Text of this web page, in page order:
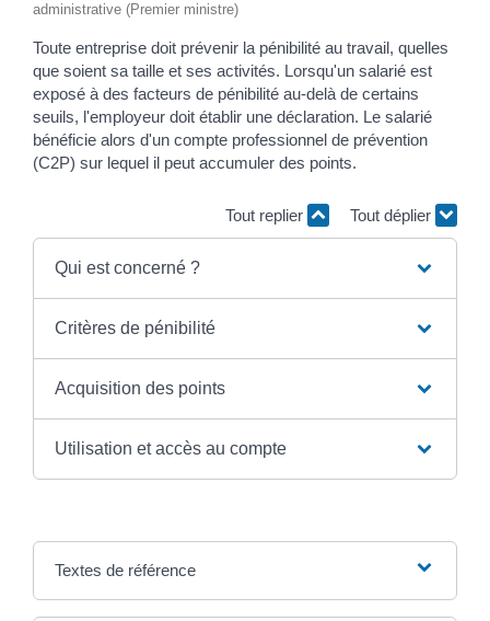
administrative (Premier ministre)
Toute entreprise doit prévenir la pénibilité au travail, quelles
que soient sa taille et ses activités. Lorsqu'un salarié est
exposé à des facteurs de pénibilité au-delà de certains
seuils, l'employeur doit établir une déclaration. Le salarié
bénéficie alors d'un compte professionnel de prévention
(C2P) sur lequel il peut accumuler des points.
Tout replier Tout déplier
Qui est concerné ?
Critères de pénibilité
Acquisition des points
Utilisation et accès au compte
Textes de référence